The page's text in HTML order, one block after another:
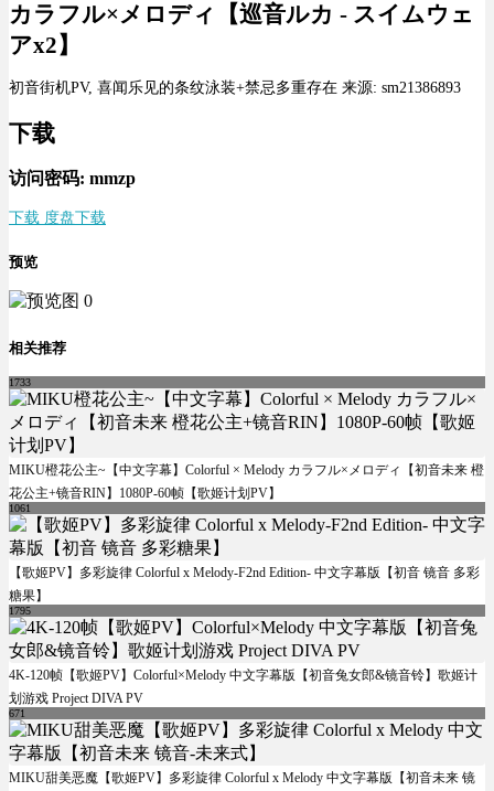
カラフル×メロディ【巡音ルカ - スイムウェ
アx2】
初音街机PV, 喜闻乐见的条纹泳装+禁忌多重存在 来源: sm21386893
下载
访问密码: mmzp
下载 度盘下载
预览
相关推荐
1733
MIKU橙花公主~【中文字幕】Colorful × Melody カラフル×メロディ【初音未来 橙
花公主+镜音RIN】1080P-60帧【歌姬计划PV】
1061
【歌姬PV】多彩旋律 Colorful x Melody-F2nd Edition- 中文字幕版【初音 镜音 多彩
糖果】
1795
4K-120帧【歌姬PV】Colorful×Melody 中文字幕版【初音兔女郎&镜音铃】歌姬计
划游戏 Project DIVA PV
671
MIKU甜美恶魔【歌姬PV】多彩旋律 Colorful x Melody 中文字幕版【初音未来 镜